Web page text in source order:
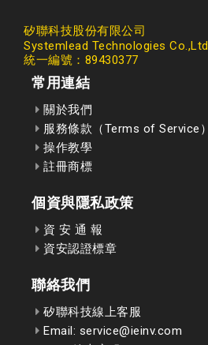
矽聯科技股份有限公司
Systemlead Technologies Co.,Ltd
統一編號：89430377
常用連結
關於我們
服務條款（Terms of Service）
操作教學
註冊商標
個資與隱私政策
資 安 通 報
資安認證標章
聯絡我們
矽聯科技線上客服
Email: service@ieinv.com